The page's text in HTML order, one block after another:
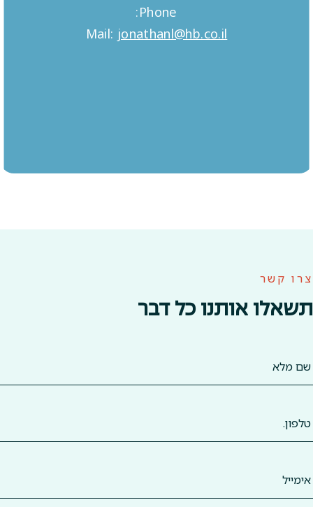
Phone:
Mail: jonathanl@hb.co.il
צרו קשר
תשאלו אותנו כל דבר